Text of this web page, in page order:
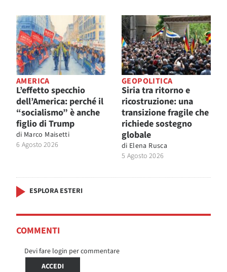
AMERICA
L’effetto specchio
dell’America: perché il
“socialismo” è anche
figlio di Trump
di Marco Maisetti
6 Agosto 2026
GEOPOLITICA
Siria tra ritorno e
ricostruzione: una
transizione fragile che
richiede sostegno
globale
di Elena Rusca
5 Agosto 2026
ESPLORA ESTERI
COMMENTI
Devi fare login per commentare
ACCEDI